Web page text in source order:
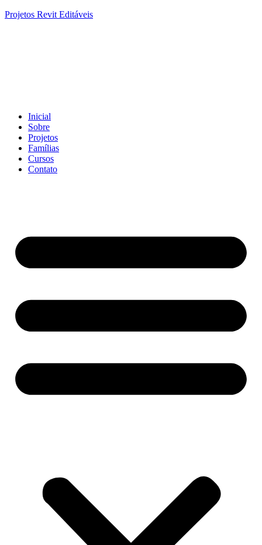
Projetos Revit Editáveis
Inicial
Sobre
Projetos
Famílias
Cursos
Contato